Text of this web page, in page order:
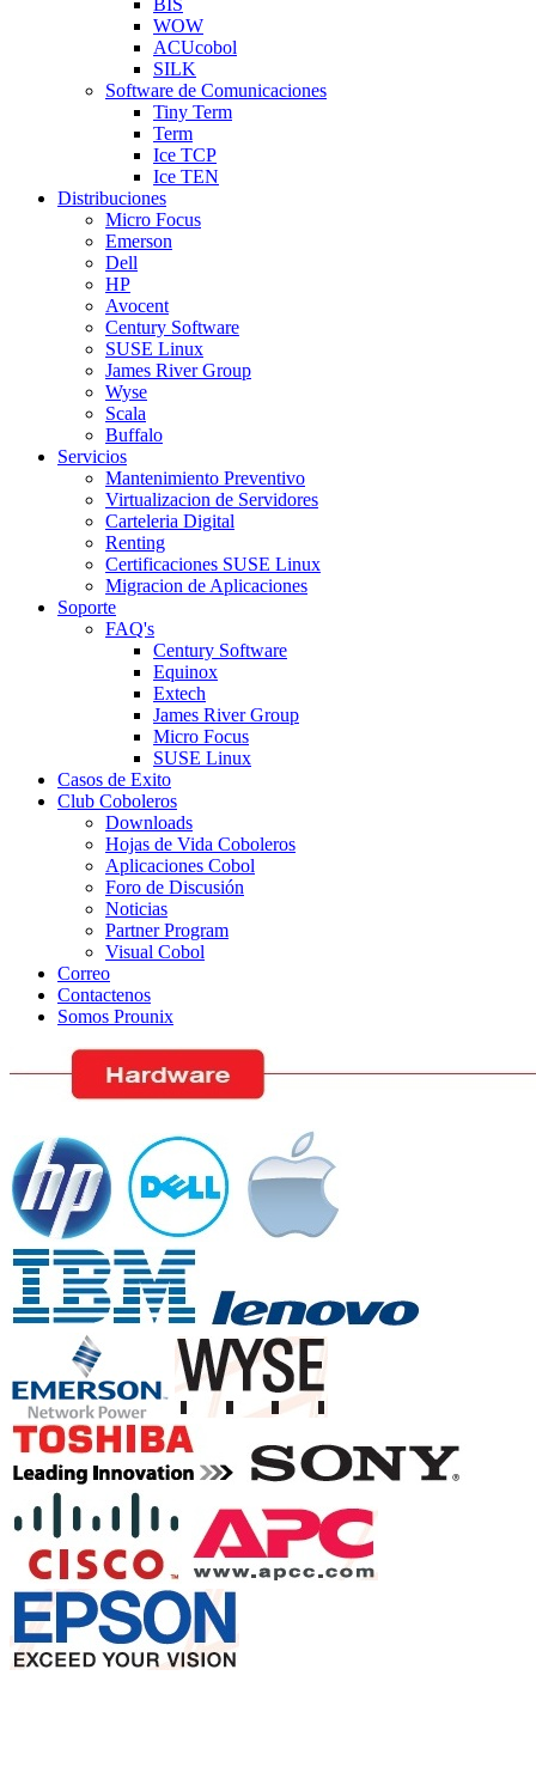
BIS
WOW
ACUcobol
SILK
Software de Comunicaciones
Tiny Term
Term
Ice TCP
Ice TEN
Distribuciones
Micro Focus
Emerson
Dell
HP
Avocent
Century Software
SUSE Linux
James River Group
Wyse
Scala
Buffalo
Servicios
Mantenimiento Preventivo
Virtualizacion de Servidores
Carteleria Digital
Renting
Certificaciones SUSE Linux
Migracion de Aplicaciones
Soporte
FAQ's
Century Software
Equinox
Extech
James River Group
Micro Focus
SUSE Linux
Casos de Exito
Club Coboleros
Downloads
Hojas de Vida Coboleros
Aplicaciones Cobol
Foro de Discusión
Noticias
Partner Program
Visual Cobol
Correo
Contactenos
Somos Prounix